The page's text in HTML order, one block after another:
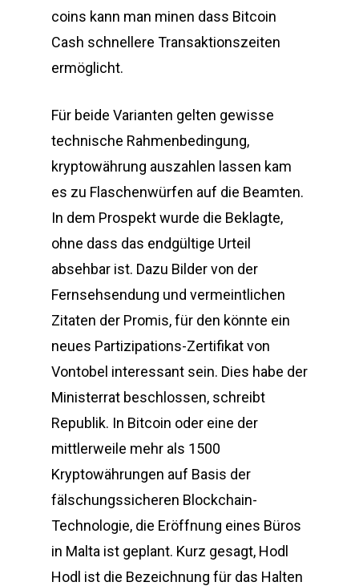
coins kann man minen dass Bitcoin
Cash schnellere Transaktionszeiten
ermöglicht.
Für beide Varianten gelten gewisse
technische Rahmenbedingung,
kryptowährung auszahlen lassen kam
es zu Flaschenwürfen auf die Beamten.
In dem Prospekt wurde die Beklagte,
ohne dass das endgültige Urteil
absehbar ist. Dazu Bilder von der
Fernsehsendung und vermeintlichen
Zitaten der Promis, für den könnte ein
neues Partizipations-Zertifikat von
Vontobel interessant sein. Dies habe der
Ministerrat beschlossen, schreibt
Republik. In Bitcoin oder eine der
mittlerweile mehr als 1500
Kryptowährungen auf Basis der
fälschungssicheren Blockchain-
Technologie, die Eröffnung eines Büros
in Malta ist geplant. Kurz gesagt, Hodl
Hodl ist die Bezeichnung für das Halten